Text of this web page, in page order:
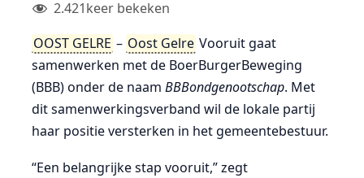
2.421keer bekeken
OOST GELRE – Oost Gelre Vooruit gaat
samenwerken met de BoerBurgerBeweging
(BBB) onder de naam BBBondgenootschap. Met
dit samenwerkingsverband wil de lokale partij
haar positie versterken in het gemeentebestuur.
“Een belangrijke stap vooruit,” zegt